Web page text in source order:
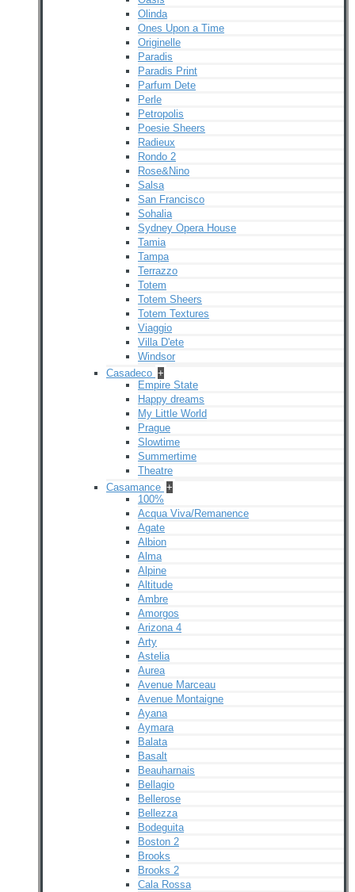
Olinda
Ones Upon a Time
Originelle
Paradis
Paradis Print
Parfum Dete
Perle
Petropolis
Poesie Sheers
Radieux
Rondo 2
Rose&Nino
Salsa
San Francisco
Sohalia
Sydney Opera House
Tamia
Tampa
Terrazzo
Totem
Totem Sheers
Totem Textures
Viaggio
Villa D'ete
Windsor
Casadeco +
Empire State
Happy dreams
My Little World
Prague
Slowtime
Summertime
Theatre
Casamance +
100%
Acqua Viva/Remanence
Agate
Albion
Alma
Alpine
Altitude
Ambre
Amorgos
Arizona 4
Arty
Astelia
Aurea
Avenue Marceau
Avenue Montaigne
Ayana
Aymara
Balata
Basalt
Beauharnais
Bellagio
Bellerose
Bellezza
Bodeguita
Boston 2
Brooks
Brooks 2
Cala Rossa